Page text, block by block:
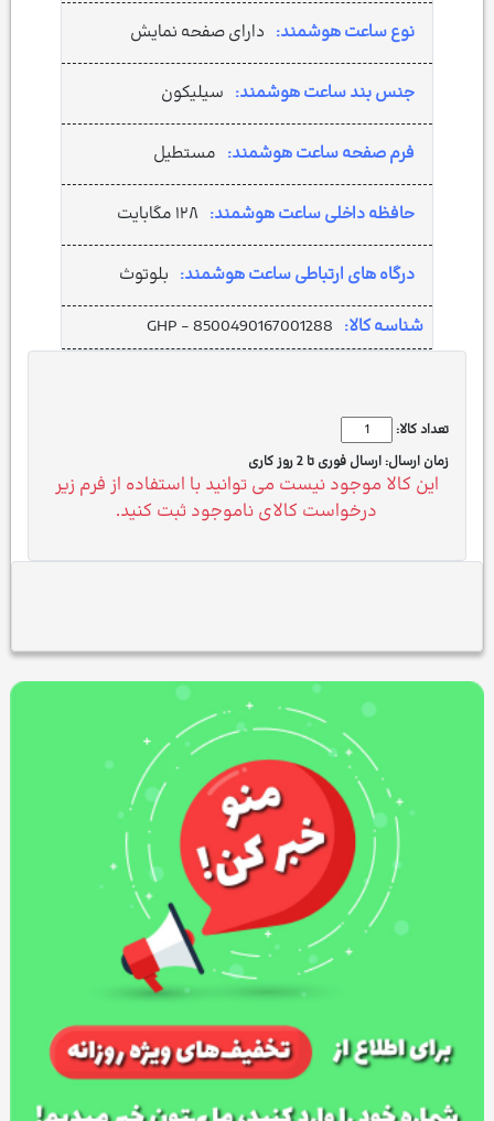
نوع ساعت هوشمند: دارای صفحه نمایش
جنس بند ساعت هوشمند: سیلیکون
فرم صفحه ساعت هوشمند: مستطیل
حافظه داخلی ساعت هوشمند: ۱۲۸ مگابایت
درگاه های ارتباطی ساعت هوشمند: بلوتوث
شناسه کالا: GHP - 8500490167001288
تعداد کالا:
زمان ارسال: ارسال فوری تا 2 روز کاری
این کالا موجود نیست می توانید با استفاده از فرم زیر
درخواست کالای ناموجود ثبت کنید.